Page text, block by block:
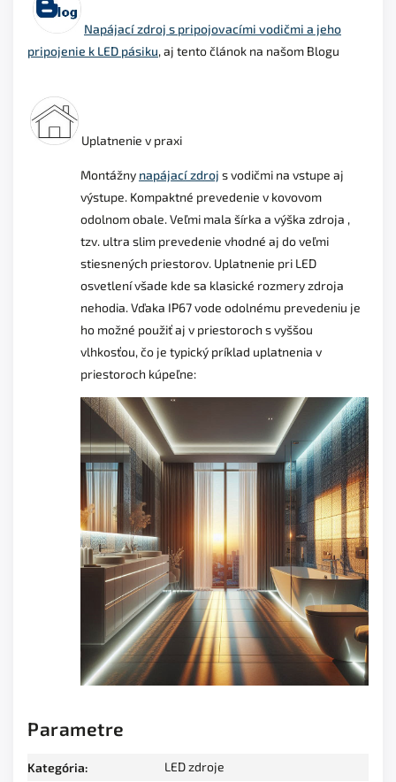
Napájací zdroj s pripojovacími vodičmi a jeho
pripojenie k LED pásiku, aj tento článok na našom Blogu
Uplatnenie v praxi
Montážny napájací zdroj s vodičmi na vstupe aj
výstupe. Kompaktné prevedenie v kovovom
odolnom obale. Veľmi mala šírka a výška zdroja ,
tzv. ultra slim prevedenie vhodné aj do veľmi
stiesnených priestorov. Uplatnenie pri LED
osvetlení všade kde sa klasické rozmery zdroja
nehodia. Vďaka IP67 vode odolnému prevedeniu je
ho možné použiť aj v priestoroch s vyššou
vlhkosťou, čo je typický príklad uplatnenia v
priestoroch kúpeľne:
Parametre
Kategória: LED zdroje